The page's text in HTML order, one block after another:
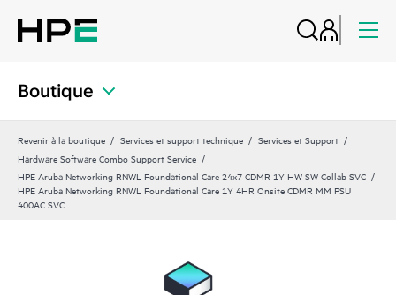
Boutique
Revenir à la boutique Services et support technique
Services et Support
Hardware Software Combo Support Service
HPE Aruba Networking RNWL Foundational Care 24x7 CDMR 1Y HW SW Collab SVC
HPE Aruba Networking RNWL Foundational Care 1Y 4HR Onsite CDMR MM PSU
400AC SVC